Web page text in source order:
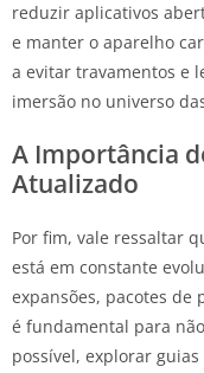
reduzir aplicativos
e manter o aparelho
a evitar travamentos e
imersão no universo
A Importância
Atualizado
Por fim, vale ressaltar
está em constante
expansões, pacotes de
é fundamental para
possível, explorar